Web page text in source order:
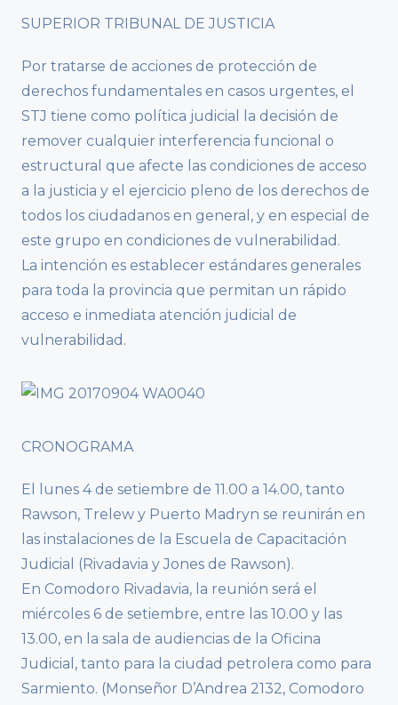
SUPERIOR TRIBUNAL DE JUSTICIA
Por tratarse de acciones de protección de
derechos fundamentales en casos urgentes, el
STJ tiene como política judicial la decisión de
remover cualquier interferencia funcional o
estructural que afecte las condiciones de acceso
a la justicia y el ejercicio pleno de los derechos de
todos los ciudadanos en general, y en especial de
este grupo en condiciones de vulnerabilidad.
La intención es establecer estándares generales
para toda la provincia que permitan un rápido
acceso e inmediata atención judicial de
vulnerabilidad.
CRONOGRAMA
El lunes 4 de setiembre de 11.00 a 14.00, tanto
Rawson, Trelew y Puerto Madryn se reunirán en
las instalaciones de la Escuela de Capacitación
Judicial (Rivadavia y Jones de Rawson).
En Comodoro Rivadavia, la reunión será el
miércoles 6 de setiembre, entre las 10.00 y las
13.00, en la sala de audiencias de la Oficina
Judicial, tanto para la ciudad petrolera como para
Sarmiento. (Monseñor D’Andrea 2132, Comodoro